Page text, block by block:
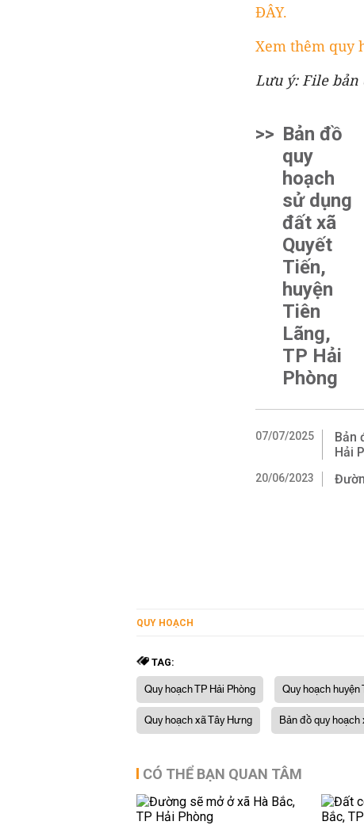
ĐÂY.
Xem thêm quy
Lưu ý: File bản
>> Bản đồ
quy
hoạch
sử dụng
đất xã
Quyết
Tiến,
huyện
Tiên
Lãng,
TP Hải
Phòng
07/07/2025
Bản
Hải
20/06/2023
QUY HOẠCH
TAG:
Quy hoạch TP Hải Phòng Quy hoạch huyện
Quy hoạch xã Tây Hưng
Bản đồ quy
CÓ THỂ BẠN QUAN TÂM